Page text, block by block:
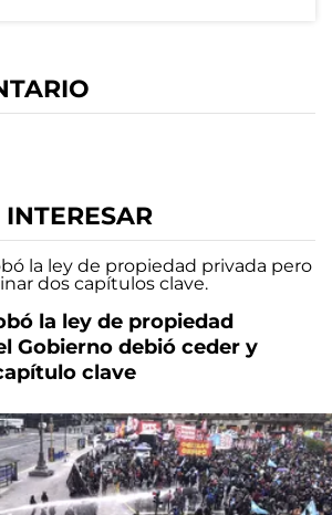
la ley de propiedad
Gobierno debió ceder y
clave